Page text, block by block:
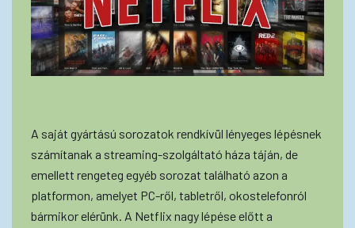
A saját gyártású sorozatok rendkívül lényeges lépésnek
számítanak a streaming-szolgáltató háza táján, de
emellett rengeteg egyéb sorozat található azon a
platformon, amelyet PC-ről, tabletről, okostelefonról
bármikor elérünk. A Netflix nagy lépése előtt a